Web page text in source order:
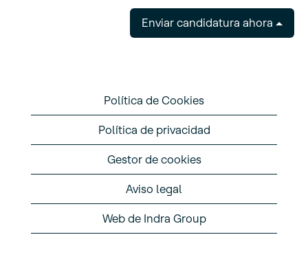
Enviar candidatura ahora
Política de Cookies
Política de privacidad
Gestor de cookies
Aviso legal
Web de Indra Group